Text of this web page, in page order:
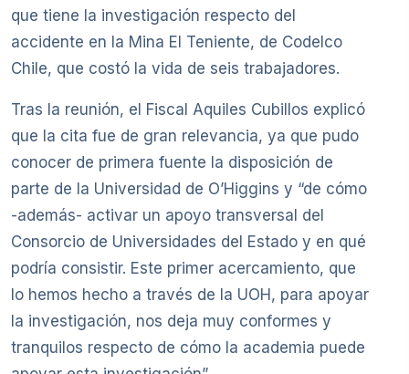
que tiene la investigación respecto del
accidente en la Mina El Teniente, de Codelco
Chile, que costó la vida de seis trabajadores.
Tras la reunión, el Fiscal Aquiles Cubillos explicó
que la cita fue de gran relevancia, ya que pudo
conocer de primera fuente la disposición de
parte de la Universidad de O’Higgins y “de cómo
-además- activar un apoyo transversal del
Consorcio de Universidades del Estado y en qué
podría consistir. Este primer acercamiento, que
lo hemos hecho a través de la UOH, para apoyar
la investigación, nos deja muy conformes y
tranquilos respecto de cómo la academia puede